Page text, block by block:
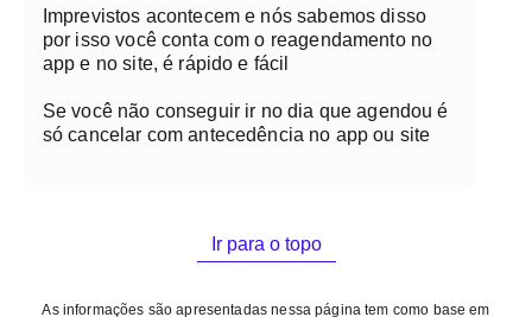
Imprevistos acontecem e nós sabemos disso
por isso você conta com o reagendamento no
app e no site, é rápido e fácil
Se você não conseguir ir no dia que agendou é
só cancelar com antecedência no app ou site
Ir para o topo
As informações são apresentadas nessa página tem como base em